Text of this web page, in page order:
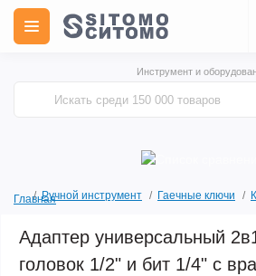
Инструмент и
ГлавнаяРучной инструмент Гаечные ключи
Адаптер универсальный
головок 1/2" и бит 1/4" с